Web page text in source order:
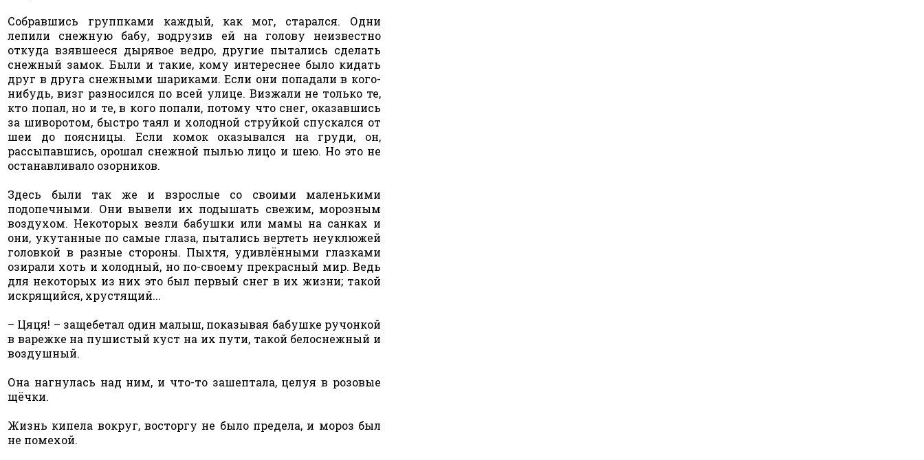
Собравшись группками каждый, как мог, старался. Одни
лепили снежную бабу, водрузив ей на голову неизвестно
откуда взявшееся дырявое ведро, другие пытались сделать
снежный замок. Были и такие, кому интереснее было кидать
друг в друга снежными шариками. Если они попадали в кого-
нибудь, визг разносился по всей улице. Визжали не только те,
кто попал, но и те, в кого попали, потому что снег, оказавшись
за шиворотом, быстро таял и холодной струйкой спускался от
шеи до поясницы. Если комок оказывался на груди, он,
рассыпавшись, орошал снежной пылью лицо и шею. Но это не
останавливало озорников.
Здесь были так же и взрослые со своими маленькими
подопечными. Они вывели их подышать свежим, морозным
воздухом. Некоторых везли бабушки или мамы на санках и
они, укутанные по самые глаза, пытались вертеть неуклюжей
головкой в разные стороны. Пыхтя, удивлёнными глазками
озирали хоть и холодный, но по-своему прекрасный мир. Ведь
для некоторых из них это был первый снег в их жизни; такой
искрящийся, хрустящий...
– Цяця! – защебетал один малыш, показывая бабушке ручонкой
в варежке на пушистый куст на их пути, такой белоснежный и
воздушный.
Она нагнулась над ним, и что-то зашептала, целуя в розовые
щёчки.
Жизнь кипела вокруг, восторгу не было предела, и мороз был
не помехой.